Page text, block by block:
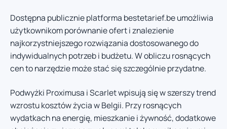
Dostępna publicznie platforma bestetarief.be umożliwia
użytkownikom porównanie ofert i znalezienie
najkorzystniejszego rozwiązania dostosowanego do
indywidualnych potrzeb i budżetu. W obliczu rosnących
cen to narzędzie może stać się szczególnie przydatne.
Podwyżki Proximusa i Scarlet wpisują się w szerszy trend
wzrostu kosztów życia w Belgii. Przy rosnących
wydatkach na energię, mieszkanie i żywność, dodatkowe